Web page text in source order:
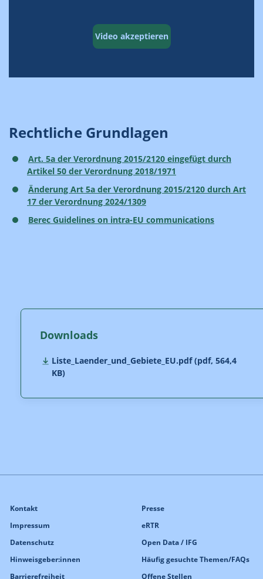
Video akzeptieren
Rechtliche Grundlagen
Art. 5a der Verordnung 2015/2120 eingefügt durch
Artikel 50 der Verordnung 2018/1971
Änderung Art 5a der Verordnung 2015/2120 durch Art
17 der Verordnung 2024/1309
Berec Guidelines on intra-EU communications
Downloads
Liste_Laender_und_Gebiete_EU.pdf (pdf, 564,4
KB)
Kontakt
Impressum
Datenschutz
Hinweisgeber:innen
Barrierefreiheit
Presse
eRTR
Open Data / IFG
Häufig gesuchte Themen/FAQs
Offene Stellen